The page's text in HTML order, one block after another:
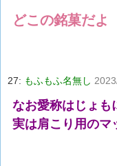
どこの銘菓だよ
27: もふもふ名無し
なお愛称はじょも
実は肩こり用のマ